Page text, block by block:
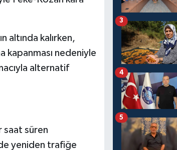
altında kalırken,
kapanması nedeniyle
alternatif
saat süren
yeniden trafiğe
3
4
5